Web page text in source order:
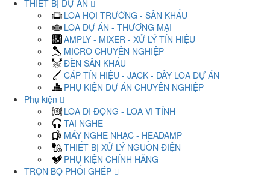
THIẾT BỊ DỰ ÁN
LOA HỘI TRƯỜNG - SÂN KHẤU
LOA DỰ ÁN - THƯƠNG MẠI
AMPLY - MIXER - XỬ LÝ TÍN HIỆU
MICRO CHUYÊN NGHIỆP
ĐÈN SÂN KHẤU
CÁP TÍN HIỆU - JACK - DÂY LOA DỰ ÁN
PHỤ KIỆN DỰ ÁN CHUYÊN NGHIỆP
Phụ kiện
LOA DI ĐỘNG - LOA VI TÍNH
TAI NGHE
MÁY NGHE NHẠC - HEADAMP
THIẾT BỊ XỬ LÝ NGUỒN ĐIỆN
PHỤ KIỆN CHÍNH HÃNG
TRỌN BỘ PHỐI GHÉP